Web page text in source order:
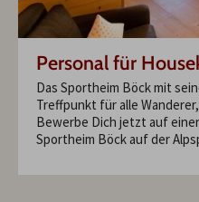
Personal für
Das Sportheim Böck mit
Treffpunkt für alle
Bewerbe Dich jetzt auf
Sportheim Böck auf der